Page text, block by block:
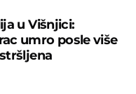
u Višnjici:
umro posle više